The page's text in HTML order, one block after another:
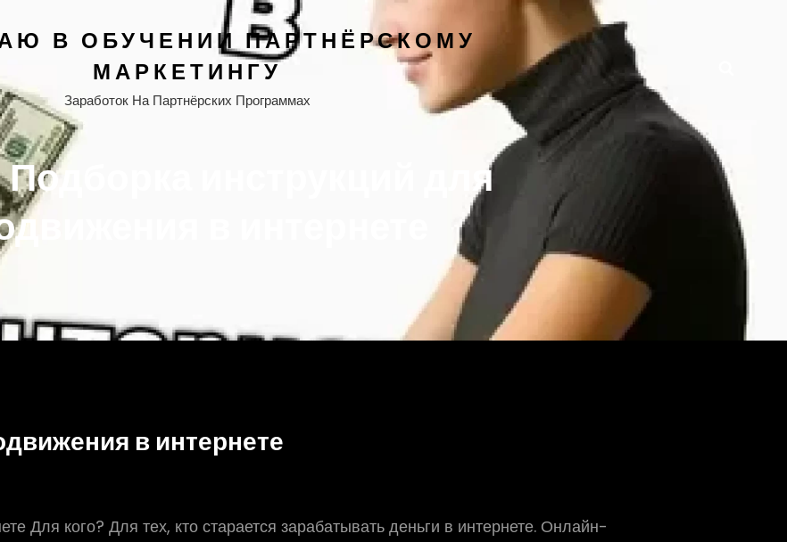
В ОБУЧЕНИИ ПАРТНЁРСКОМУ
МАРКЕТИНГУ
Заработок На Партнёрских Программах
Подборка инструкций для
в интернете
в интернете
Для кого? Для тех, кто старается зарабатывать деньги в интернете. Онлайн-